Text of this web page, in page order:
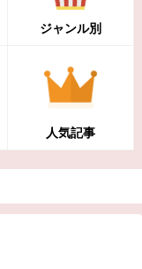
ジャンル別
人気記事